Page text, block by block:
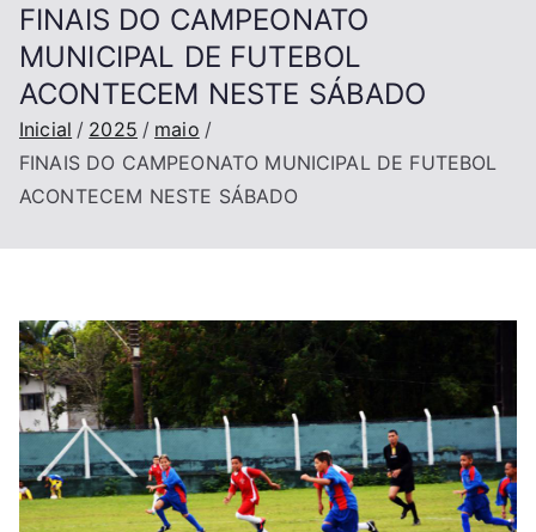
FINAIS DO CAMPEONATO
MUNICIPAL DE FUTEBOL
ACONTECEM NESTE SÁBADO
Inicial 2025
maio
FINAIS DO CAMPEONATO MUNICIPAL DE FUTEBOL
ACONTECEM NESTE SÁBADO